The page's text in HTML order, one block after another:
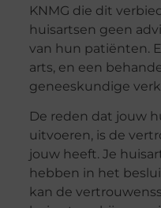
KNMG die dit
huisartsen geen
van hun patiënten.
arts, en een
geneeskundige
De reden dat jouw
uitvoeren, is de
jouw heeft. Je
hebben in het
kan de